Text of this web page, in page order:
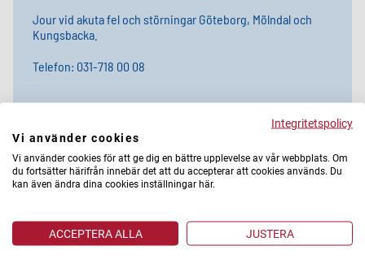
Jour vid akuta fel och störningar Göteborg, Mölndal och
Kungsbacka.
Telefon: 031-718 00 08​
STOCKHOLM/UPPSALA
Jour vid akuta fel och störningar.
Integritetspolicy
Vi använder cookies
Vi använder cookies för att ge dig en bättre upplevelse av vår webbplats. Om
du fortsätter härifrån innebär det att du accepterar att cookies används. Du
kan även ändra dina cookies inställningar här.
ACCEPTERA ALLA JUSTERA